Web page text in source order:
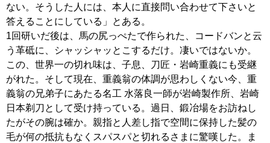
ない。そうした人には、本人に直接問い合わせて下さいと
答えることにしている」とある。
1回研いだ後は、馬の尻っぺたで作られた、コードバンと云
う革砥に、シャッシャッとこするだけ。凄いではないか。
この、世界一の切れ味は、子息、刀匠・岩崎重義にも受継
がれた。そして現在、重義翁の体調が思わしくない今、重
義翁の兄弟子にあたる名工 水落良一師が岩崎製作所、岩崎
日本剃刀として受け持っている。過日、鍛冶場をお訪ねし
たがその腕は確か。親指と人差し指で空間に保持した髪の
毛が何の抵抗もなくスパスパと切れるさまに驚嘆した。ま